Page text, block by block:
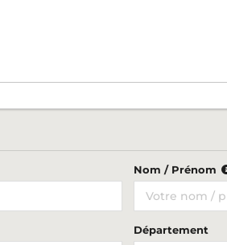
Nom / Prénom
Département